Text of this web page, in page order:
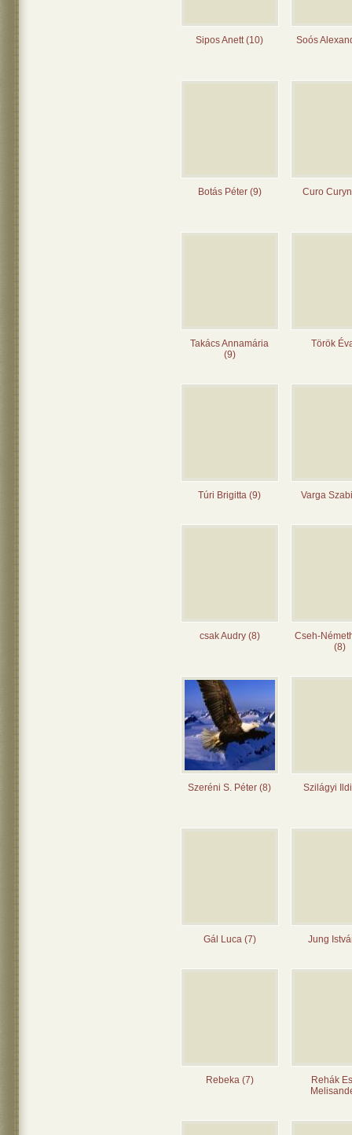
Sipos Anett (10) Soós
Botás Péter (9) Curo
Takács Annamária
(9)
Török
Túri Brigitta (9) Varga
csak Audry (8)
Cseh-
(8)
Szeréni S. Péter (8) Szilágyi
Gál Luca (7) Jung
Rebeka (7)
Rehák